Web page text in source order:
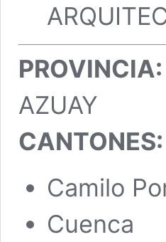
PROVINCIA:
AZUAY
CANTONES:
Camilo
Cuenca